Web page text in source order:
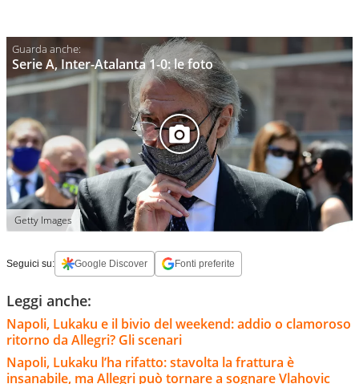
Serie A, Inter-Atalanta 1-0: le foto
Getty Images
Seguici su: Google Discover Fonti preferite
Leggi anche:
Napoli, Lukaku e il bivio del weekend: addio o clamoroso
ritorno da Allegri? Gli scenari
Napoli, Lukaku l’ha rifatto: stavolta la frattura è
insanabile, ma Allegri può tornare a sognare Vlahovic